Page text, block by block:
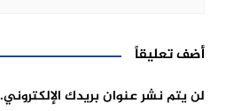
أضف تعليقاً
لن يتم نشر عنوان بريدك الإلكتروني.